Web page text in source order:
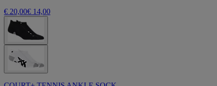
€ 20,00€ 14,00